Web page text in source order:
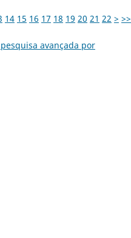
14 15 16 17 18 19 20 21 22 > >>
avançada por